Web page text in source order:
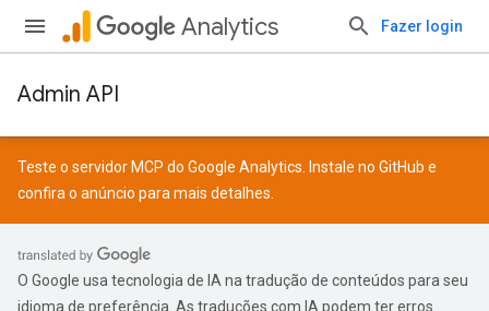
Analytics Fazer login
Admin API
Teste o servidor MCP do Google Analytics. Instale no GitHub e
confira o anúncio para mais detalhes.
O Google usa tecnologia de IA na tradução de conteúdos para seu
idioma de preferência. As traduções com IA podem ter erros.